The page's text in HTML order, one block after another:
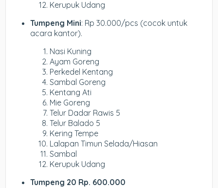
Kerupuk Udang
Tumpeng Mini: Rp 30.000/pcs (cocok untuk
acara kantor).
Nasi Kuning
Ayam Goreng
Perkedel Kentang
Sambal Goreng
Kentang Ati
Mie Goreng
Telur Dadar Rawis 5
Telur Balado 5
Kering Tempe
Lalapan Timun Selada/Hiasan
Sambal
Kerupuk Udang
Tumpeng 20 Rp. 600.000